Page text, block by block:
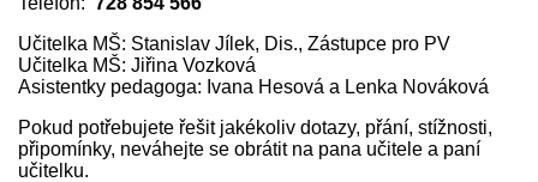
Učitelka MŠ: Stanislav Jílek, Dis., Zástupce pro PV
Učitelka MŠ: Jiřina Vozková
Asistentky pedagoga: Ivana Hesová a Lenka Nováková
Pokud potřebujete řešit jakékoliv dotazy, přání, stížnosti,
připomínky, neváhejte se obrátit na pana učitele a paní
učitelku.